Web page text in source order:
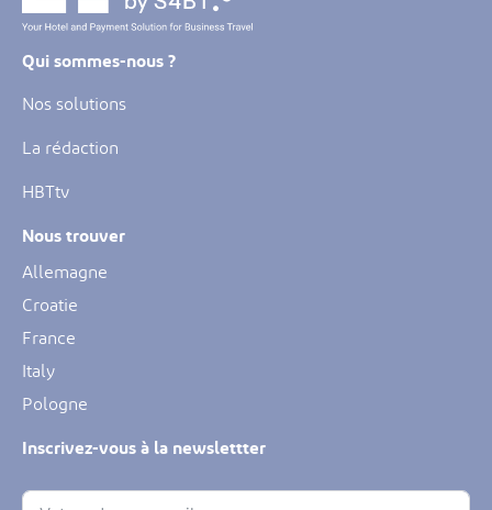
Qui sommes-nous ?
Nos solutions
La rédaction
HBTtv
Nous trouver
Allemagne
Croatie
France
Italy
Pologne
Inscrivez-vous à la newslettter